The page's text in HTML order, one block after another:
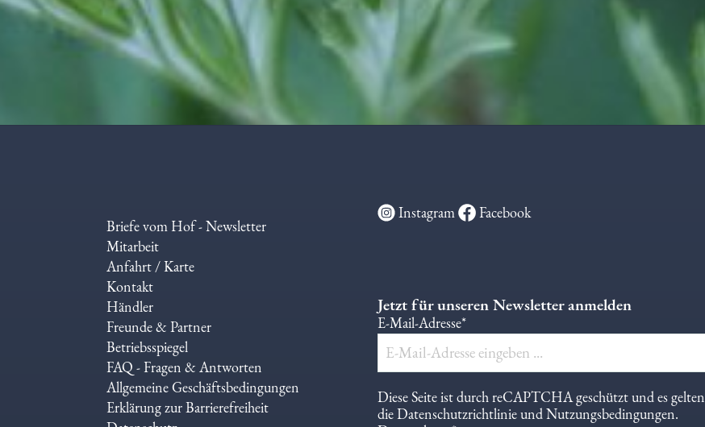
Instagram Facebook
Jetzt für unseren Newsletter anmelden
E-Mail-Adresse*
Diese Seite ist durch reCAPTCHA geschützt und es gelten
dieDatenschutzrichtlinie undNutzungsbedingungen.
Briefe vom Hof - Newsletter
Mitarbeit
Anfahrt / Karte
Kontakt
Händler
Freunde & Partner
Betriebsspiegel
FAQ - Fragen & Antworten
Allgemeine Geschäftsbedingungen
Erklärung zur Barrierefreiheit